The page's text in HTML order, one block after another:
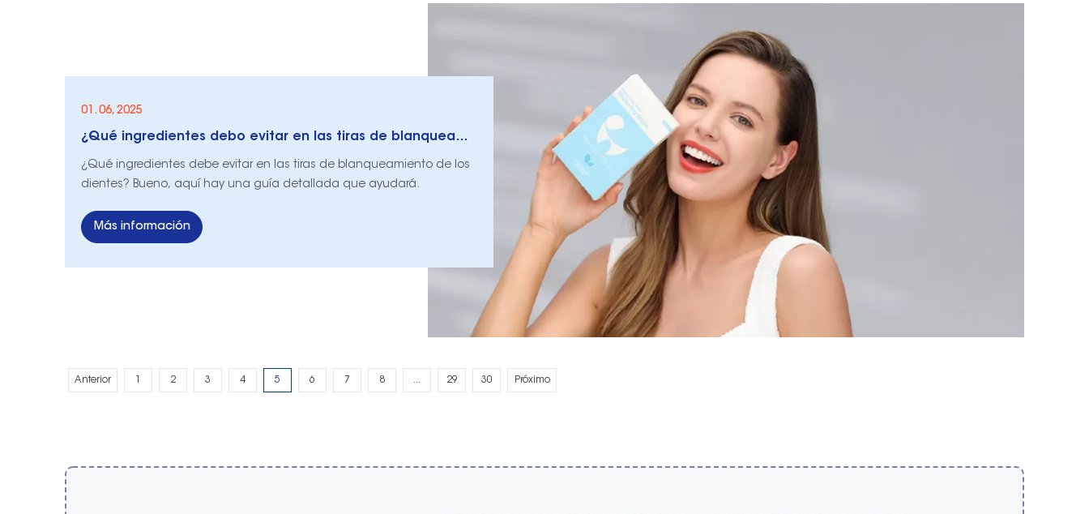
01. 06, 2025
¿Qué ingredientes debo evitar en las tiras de blanqueamiento de los dientes?
¿Qué ingredientes debe evitar en las tiras de blanqueamiento de los
dientes? Bueno, aquí hay una guía detallada que ayudará.
Más información
Anterior 2 3 4 5 6 7 8 ... 29 30 Próximo